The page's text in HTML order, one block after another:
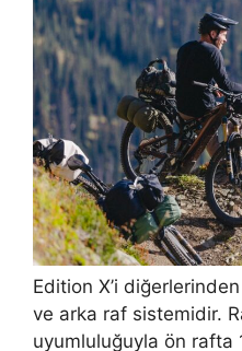
Edition X’i
ve arka raf sistemidir.
uyumluluğuyla ön rafta